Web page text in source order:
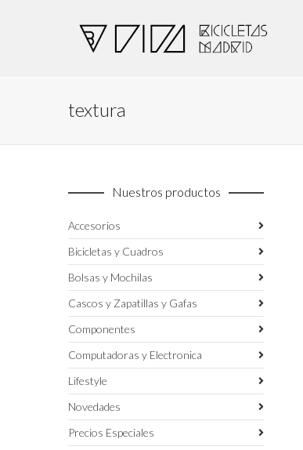
textura
Nuestros productos
Accesorios
Bicicletas y Cuadros
Bolsas y Mochilas
Cascos y Zapatillas y Gafas
Componentes
Computadoras y Electronica
Lifestyle
Novedades
Precios Especiales